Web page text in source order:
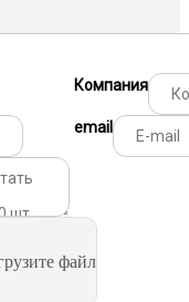
Компания
email
файл